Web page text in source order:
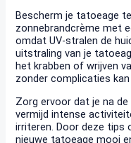
Bescherm je tatoeage
zonnebrandcrème met
omdat UV-stralen de
uitstraling van je
het krabben of wrijven
zonder complicaties kan
Zorg ervoor dat je na
vermijd intense
irriteren. Door deze tips
nieuwe tatoeage mooi